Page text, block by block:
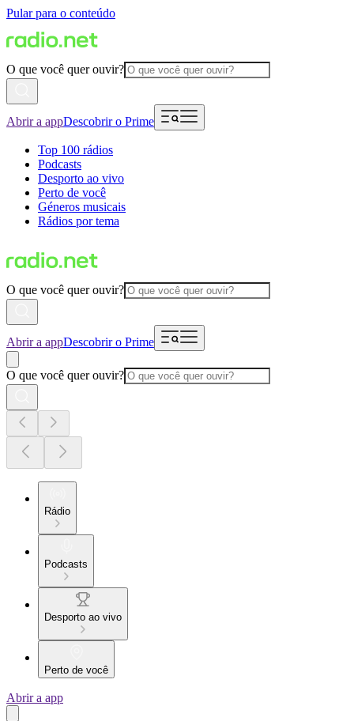
Pular para o conteúdo
O que você quer ouvir?
Abrir a appDescobrir o Prime
Top 100 rádios
Podcasts
Desporto ao vivo
Perto de você
Géneros musicais
Rádios por tema
O que você quer ouvir?
Abrir a appDescobrir o Prime
O que você quer ouvir?
Rádio
Podcasts
Desporto ao vivo
Perto de você
Abrir a app